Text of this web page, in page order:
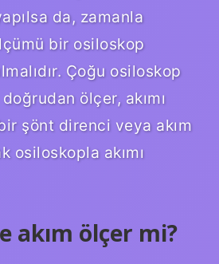
da, zamanla
bir osiloskop
Çoğu osiloskop
ölçer, akımı
şönt direnci veya akım
osiloskopla akımı
akım ölçer mi?